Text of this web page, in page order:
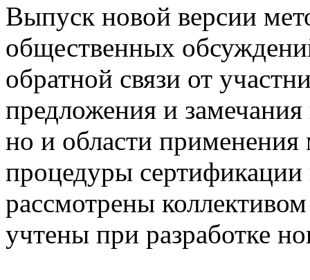
Выпуск новой версии
общественных
обратной связи от
предложения и замечания
но и области применения
процедуры
рассмотрены
учтены при разработке